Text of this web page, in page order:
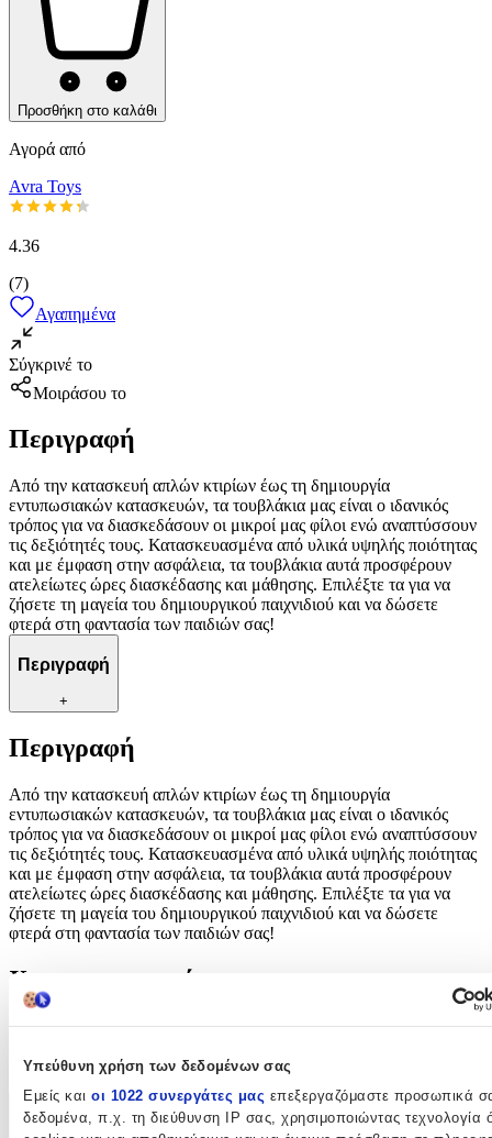
Υπεύθυνη χρήση των δεδομένων σας
Εμείς και οι 1022 συνεργάτες μας επεξεργαζόμαστε προσωπικά
δεδομένα, π.χ. τη διεύθυνση IP σας, χρησιμοποιώντας τεχνολογία
Προσθήκη στο καλάθι
Αγορά από
Avra Toys
4.36
(7)
Αγαπημένα
Σύγκρινέ το
Μοιράσου το
Περιγραφή
Από την κατασκευή απλών κτιρίων έως τη δημιουργία
εντυπωσιακών κατασκευών, τα τουβλάκια μας είναι ο ιδανικός
τρόπος για να διασκεδάσουν οι μικροί μας φίλοι ενώ αναπτύσσουν
τις δεξιότητές τους. Κατασκευασμένα από υλικά υψηλής ποιότητας
και με έμφαση στην ασφάλεια, τα τουβλάκια αυτά προσφέρουν
ατελείωτες ώρες διασκέδασης και μάθησης. Επιλέξτε τα για να
ζήσετε τη μαγεία του δημιουργικού παιχνιδιού και να δώσετε
φτερά στη φαντασία των παιδιών σας!
Περιγραφή
+
Περιγραφή
Από την κατασκευή απλών κτιρίων έως τη δημιουργία
εντυπωσιακών κατασκευών, τα τουβλάκια μας είναι ο ιδανικός
τρόπος για να διασκεδάσουν οι μικροί μας φίλοι ενώ αναπτύσσουν
τις δεξιότητές τους. Κατασκευασμένα από υλικά υψηλής ποιότητας
και με έμφαση στην ασφάλεια, τα τουβλάκια αυτά προσφέρουν
ατελείωτες ώρες διασκέδασης και μάθησης. Επιλέξτε τα για να
ζήσετε τη μαγεία του δημιουργικού παιχνιδιού και να δώσετε
φτερά στη φαντασία των παιδιών σας!
Χαρακτηριστικά
Κατασκευαστής:
Avra Toys
Χαρακτηριστικά